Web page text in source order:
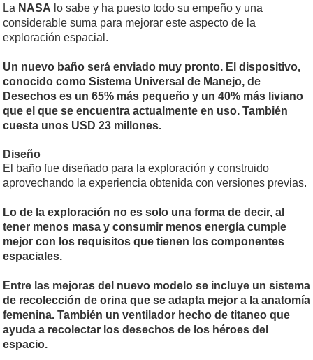
La NASA lo sabe y ha puesto todo su empeño y una
considerable suma para mejorar este aspecto de la
exploración espacial.
Un nuevo baño será enviado muy pronto. El dispositivo,
conocido como Sistema Universal de Manejo, de
Desechos es un 65% más pequeño y un 40% más liviano
que el que se encuentra actualmente en uso. También
cuesta unos USD 23 millones.
Diseño
El baño fue diseñado para la exploración y construido
aprovechando la experiencia obtenida con versiones previas.
Lo de la exploración no es solo una forma de decir, al
tener menos masa y consumir menos energía cumple
mejor con los requisitos que tienen los componentes
espaciales.
Entre las mejoras del nuevo modelo se incluye un sistema
de recolección de orina que se adapta mejor a la anatomía
femenina. También un ventilador hecho de titaneo que
ayuda a recolectar los desechos de los héroes del
espacio.